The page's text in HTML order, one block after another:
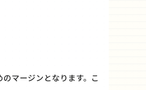
マージンとなります。こ